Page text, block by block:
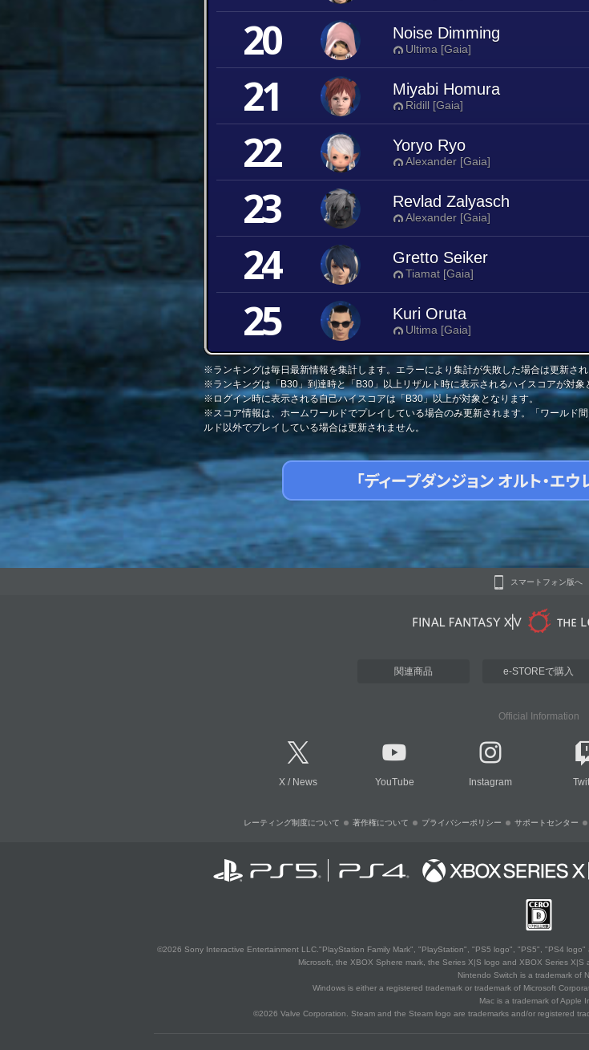
20 Noise Dimming
Ultima [Gaia]
21 Miyabi Homura
Ridill [Gaia]
22 Yoryo Ryo
Alexander [Gaia]
23 Revlad Zalyasch
Alexander [Gaia]
24 Gretto Seiker
Tiamat [Gaia]
25 Kuri Oruta
Ultima [Gaia]
※ランキングは毎日最新情報を集計します。エラーにより集計が失敗した場合は更新され
※ランキングは「B30」到達時と「B30」以上リザルト時に表示されるハイスコアが対象
※ログイン時に表示される自己ハイスコアは「B30」以上が対象となります。
※スコア情報は、ホームワールドでプレイしている場合のみ更新されます。「ワールド
ルド以外でプレイしている場合は更新されません。
スマートフォン版へ
関連商品 e-STOREで購入
Official Information
X / News YouTube Instagram
レーティング制度について 著作権について プライバシーポリシー サポートセンター
©2026 Sony Interactive Entertainment LLC."PlayStation Family Mark", "PlayStation", "PS5 logo", "PS5", "PS4
Microsoft, the XBOX Sphere mark, the Series X|S logo and XBOX Series X|S
Nintendo Switch is a trademark of
Windows is either a registered trademark or trademark of Microsoft
Mac is a trademark of Apple
©2026 Valve Corporation. Steam and the Steam logo are trademarks and/or registered